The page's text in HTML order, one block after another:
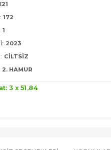
172
1
2023
CILTSIZ
2. HAMUR
3 x51 ,84